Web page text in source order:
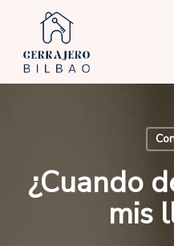
main
content
¿Cuando
mis